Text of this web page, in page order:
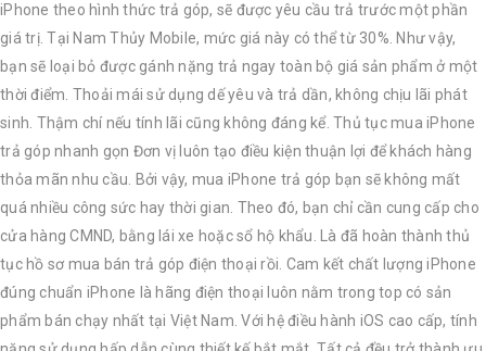
iPhone theo hình thức trả góp, sẽ được yêu cầu trả trước một phần
giá trị. Tại Nam Thủy Mobile, mức giá này có thể từ 30%. Như vậy,
bạn sẽ loại bỏ được gánh nặng trả ngay toàn bộ giá sản phẩm ở một
thời điểm. Thoải mái sử dụng dế yêu và trả dần, không chịu lãi phát
sinh. Thậm chí nếu tính lãi cũng không đáng kể. Thủ tục mua iPhone
trả góp nhanh gọn Đơn vị luôn tạo điều kiện thuận lợi để khách hàng
thỏa mãn nhu cầu. Bởi vậy, mua iPhone trả góp bạn sẽ không mất
quá nhiều công sức hay thời gian. Theo đó, bạn chỉ cần cung cấp cho
cửa hàng CMND, bằng lái xe hoặc sổ hộ khẩu. Là đã hoàn thành thủ
tục hồ sơ mua bán trả góp điện thoại rồi. Cam kết chất lượng iPhone
đúng chuẩn iPhone là hãng điện thoại luôn nằm trong top có sản
phẩm bán chạy nhất tại Việt Nam. Với hệ điều hành iOS cao cấp, tính